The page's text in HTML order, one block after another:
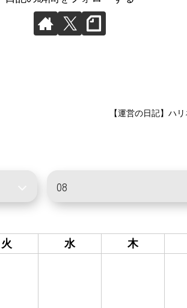
【運営の日記】ハ
火 水 木